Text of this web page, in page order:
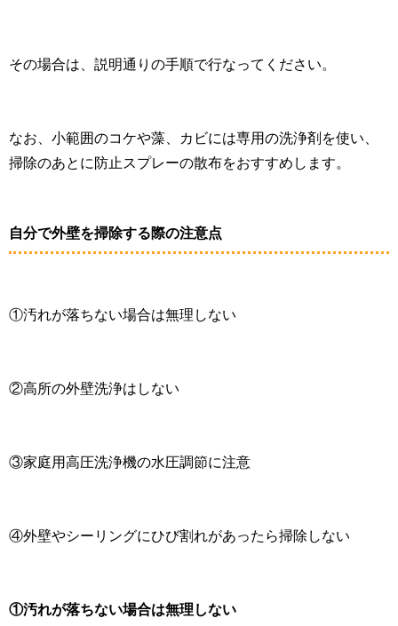
その場合は、説明通りの手順で行なってください。
なお、小範囲のコケや藻、カビには専用の洗浄剤を使い、
掃除のあとに防止スプレーの散布をおすすめします。
自分で外壁を掃除する際の注意点
①汚れが落ちない場合は無理しない
②高所の外壁洗浄はしない
③家庭用高圧洗浄機の水圧調節に注意
④外壁やシーリングにひび割れがあったら掃除しない
①汚れが落ちない場合は無理しない